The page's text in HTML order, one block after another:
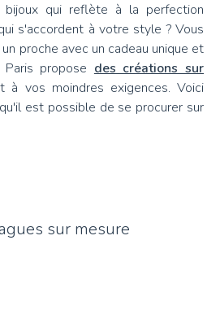
bijoux qui reflète à la perfection
s'accordent à votre style ? Vous
proche avec un cadeau unique et
propose des créations sur
à vos moindres exigences. Voici
est possible de se procurer sur
sur mesure